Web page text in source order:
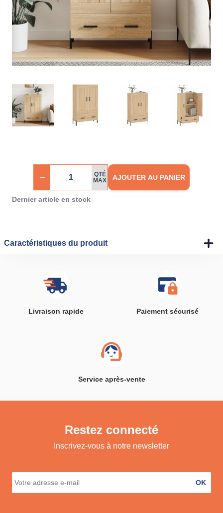
QTÉ
MAX
AJOUTER AU PANIER
Dernier article en stock
Caractéristiques du produit
Livraison rapide Paiement sécurisé
Service après-vente
Restez connecté
Inscrivez-vous à notre newsletter
OK